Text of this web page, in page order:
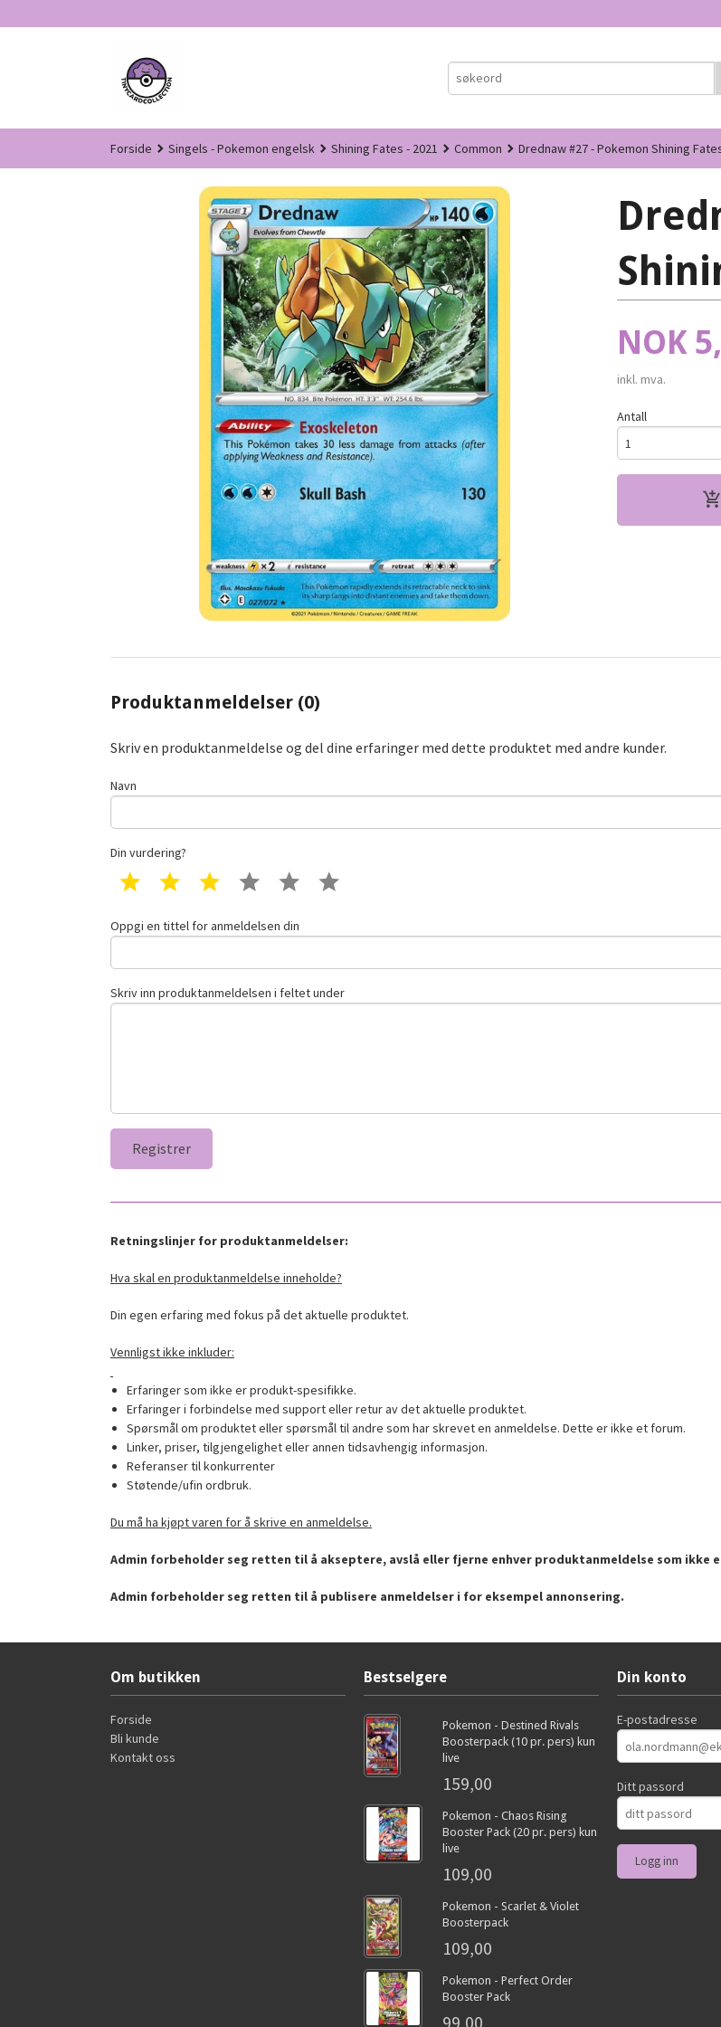
til
Forside Singels - Pokemon engelsk Shining Fates - 2021 Common Drednaw #27 - Pokemon Shining
Pris
NOK
inkl. mva.
Antall
Produktanmeldelser (0)
Skriv en produktanmeldelse og del dine erfaringer med dette produktet med andre kunder.
Navn
Din vurdering?
1 star 2 star 3 star 4 star 5 star
Oppgi en tittel for anmeldelsen din
Skriv inn produktanmeldelsen i feltet under
Retningslinjer for produktanmeldelser:
Hva skal en produktanmeldelse inneholde?
Din egen erfaring med fokus på det aktuelle produktet.
Vennligst ikke inkluder:
Erfaringer som ikke er produkt-spesifikke.
Erfaringer i forbindelse med support eller retur av det aktuelle produktet.
Spørsmål om produktet eller spørsmål til andre som har skrevet en anmeldelse. Dette er ikke et forum.
Linker, priser, tilgjengelighet eller annen tidsavhengig informasjon.
Referanser til konkurrenter
Støtende/ufin ordbruk.
Du må ha kjøpt varen for å skrive en anmeldelse.
Admin forbeholder seg retten til å akseptere, avslå eller fjerne enhver produktanmeldelse som ikke
Admin forbeholder seg retten til å publisere anmeldelser i for eksempel annonsering.
Om butikken
Forside
Bli kunde
Kontakt oss
Bestselgere
Pokemon - Destined Rivals
Boosterpack (10 pr. pers) kun
live
159,00
Pokemon - Chaos Rising
Booster Pack (20 pr. pers) kun
live
109,00
Pokemon - Scarlet & Violet
Boosterpack
109,00
Pokemon - Perfect Order
Booster Pack
99,00
Din konto
E-postadresse
Ditt passord